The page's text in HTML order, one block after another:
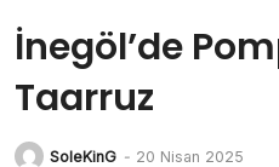
İnegöl’de
Taarruz
SoleKinG - 20 Nisan 2025